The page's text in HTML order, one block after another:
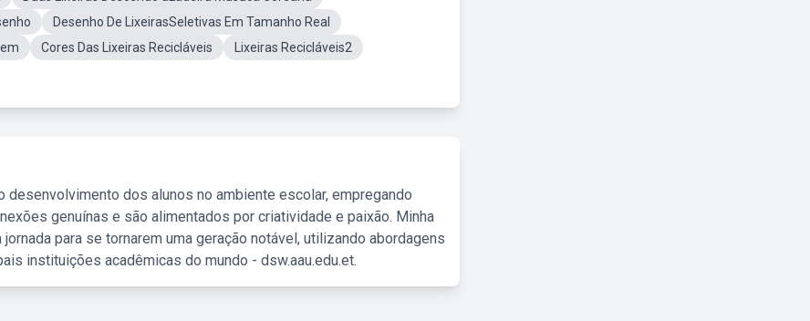
Desenho De LixeirasSeletivas Em Tamanho Real
Cores Das Lixeiras Recicláveis
Lixeiras Recicláveis2
desenvolvimento dos alunos no ambiente escolar, empregando
genuínas e são alimentados por criatividade e paixão. Minha
para se tornarem uma geração notável, utilizando abordagens
instituições acadêmicas do mundo - dsw.aau.edu.et.